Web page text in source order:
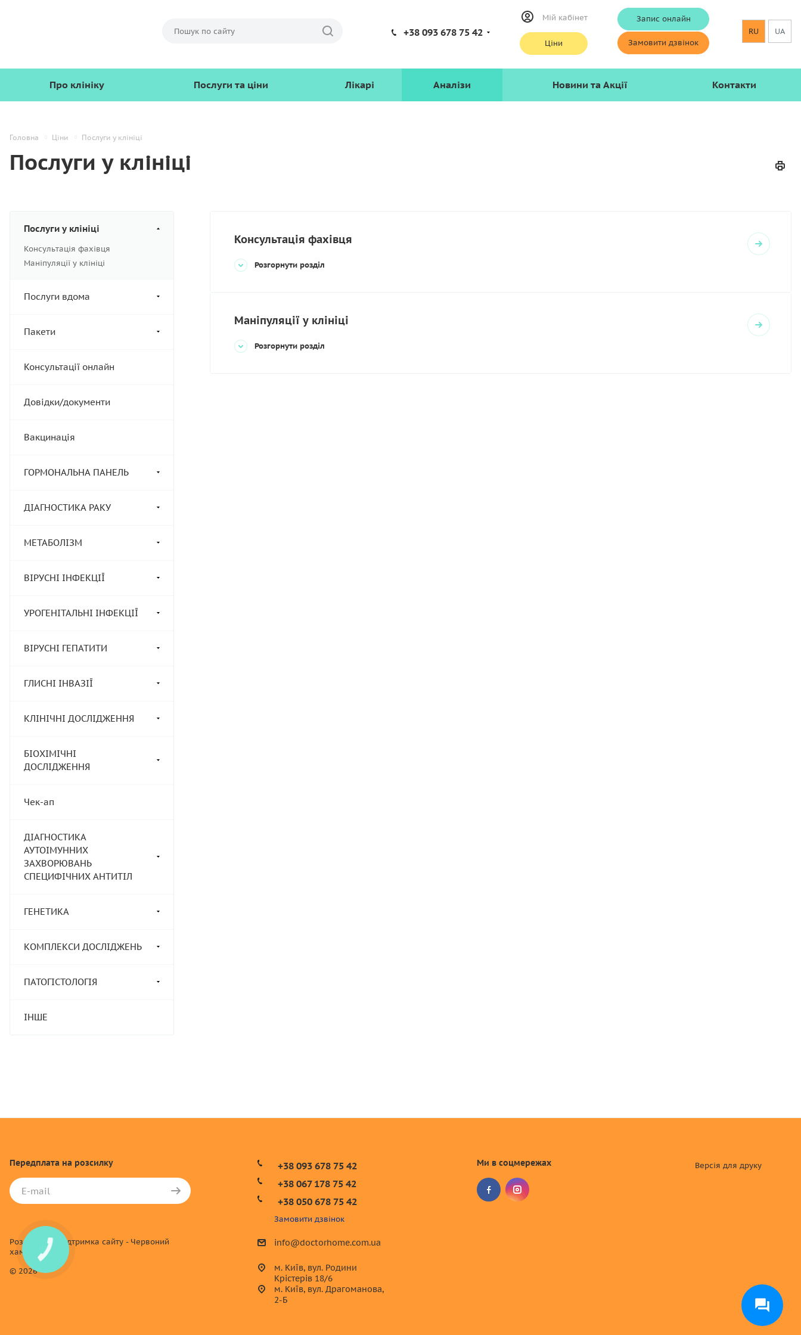
RU UA
Запис онлайн
Замовити дзвінок
Мій кабінет
Ціни
+38 093 678 75 42
Про клініку Послуги та ціни Лікарі Аналізи Новини та Акції Контакти
Головна Ціни Послуги у клініці
Послуги у клініці
Послуги у клініці
Консультація фахівця
Маніпуляції у клініці
Послуги вдома
Пакети
Консультації онлайн
Довідки/документи
Вакцинація
ГОРМОНАЛЬНА ПАНЕЛЬ
ДІАГНОСТИКА РАКУ
МЕТАБОЛІЗМ
ВІРУСНІ ІНФЕКЦІЇ
УРОГЕНІТАЛЬНІ ІНФЕКЦІЇ
ВІРУСНІ ГЕПАТИТИ
ГЛИСНІ ІНВАЗІЇ
КЛІНІЧНІ ДОСЛІДЖЕННЯ
БІОХІМІЧНІ
ДОСЛІДЖЕННЯ
Чек-ап
ДІАГНОСТИКА
АУТОІМУННИХ
ЗАХВОРЮВАНЬ
СПЕЦИФІЧНИХ АНТИТІЛ
ГЕНЕТИКА
КОМПЛЕКСИ ДОСЛІДЖЕНЬ
ПАТОГІСТОЛОГІЯ
ІНШЕ
Консультація фахівця
Розгорнути розділ
Маніпуляції у клініці
Розгорнути розділ
Передплата на розсилку
© 2026
Розробка та підтримка сайту - Червоний
хамелеон
+38 093 678 75 42
+38 067 178 75 42
+38 050 678 75 42
Замовити дзвінок
info@doctorhome.com.ua
м. Київ, вул. Родини
Крістерів 18/6
м. Київ, вул. Драгоманова,
2-Б
Ми в соцмережах Версія для друку
КНОПКА
СВЯЗИ